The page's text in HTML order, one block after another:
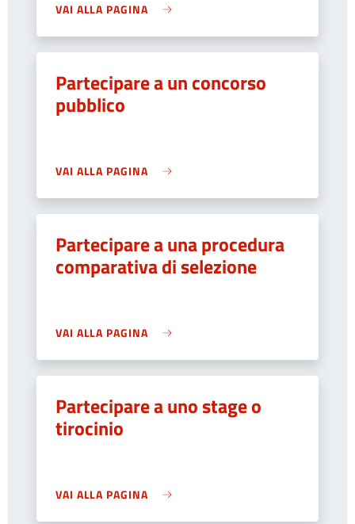
VAI ALLA PAGINA
Partecipare a un concorso
pubblico
VAI ALLA PAGINA
Partecipare a una procedura
comparativa di selezione
VAI ALLA PAGINA
Partecipare a uno stage o
tirocinio
VAI ALLA PAGINA